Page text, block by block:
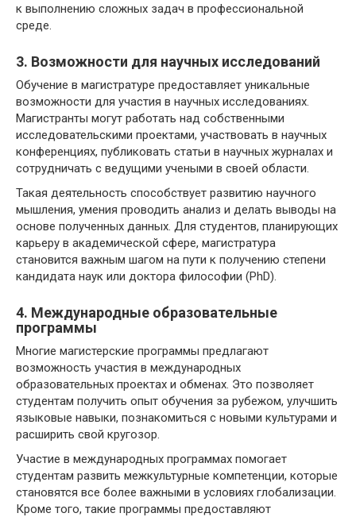
к выполнению сложных задач в профессиональной
среде.
3. Возможности для научных исследований
Обучение в магистратуре предоставляет уникальные
возможности для участия в научных исследованиях.
Магистранты могут работать над собственными
исследовательскими проектами, участвовать в научных
конференциях, публиковать статьи в научных журналах и
сотрудничать с ведущими учеными в своей области.
Такая деятельность способствует развитию научного
мышления, умения проводить анализ и делать выводы на
основе полученных данных. Для студентов, планирующих
карьеру в академической сфере, магистратура
становится важным шагом на пути к получению степени
кандидата наук или доктора философии (PhD).
4. Международные образовательные
программы
Многие магистерские программы предлагают
возможность участия в международных
образовательных проектах и обменах. Это позволяет
студентам получить опыт обучения за рубежом, улучшить
языковые навыки, познакомиться с новыми культурами и
расширить свой кругозор.
Участие в международных программах помогает
студентам развить межкультурные компетенции, которые
становятся все более важными в условиях глобализации.
Кроме того, такие программы предоставляют